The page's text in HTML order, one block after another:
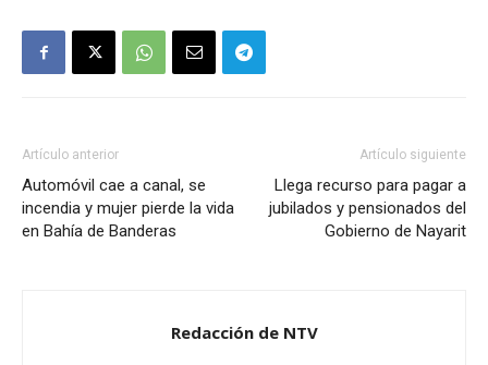
Artículo anterior
Automóvil cae a canal, se
incendia y mujer pierde la vida
en Bahía de Banderas
Artículo siguiente
Llega recurso para pagar a
jubilados y pensionados del
Gobierno de Nayarit
Redacción de NTV